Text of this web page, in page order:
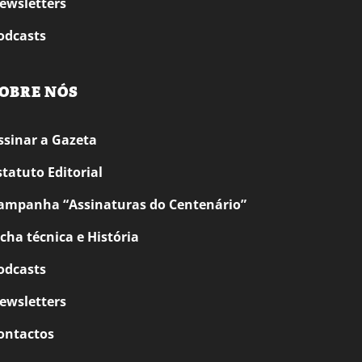
NÓS
a Gazeta
Editorial
“Assinaturas do Centenário”
técnica e História